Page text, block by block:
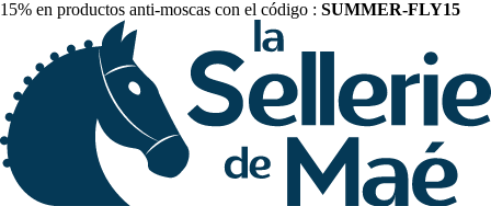
15% en productos anti-moscas con el código : SUMMER-FLY15